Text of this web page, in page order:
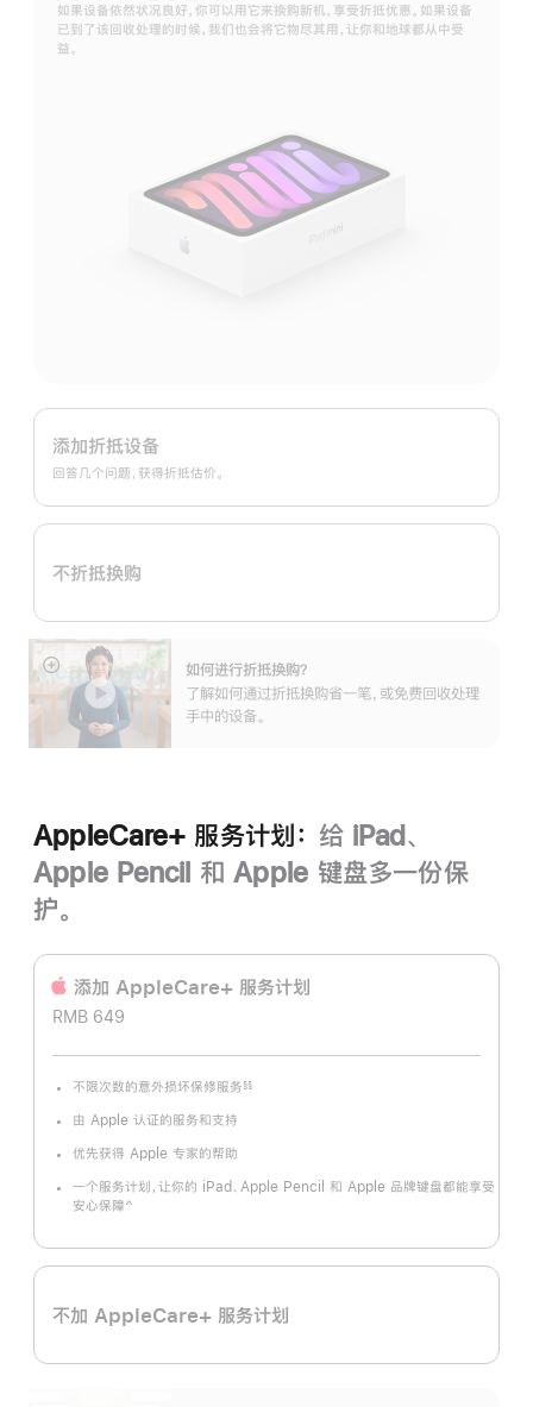
如果设备依然状况良好，你可以用它来换购新机，享受折抵优惠。如果设备
已到了该回收处理的时候，我们也会将它物尽其用，让你和地球都从中受
益。
Apple
Trade
换
购
划：
添加折抵设备
回答几个问题，获得折抵估价。
不折抵换购
如何进行折抵换购？
了解如何通过折抵换购省一笔，或免费回收处理
手中的设备。
展
AppleCare+ 服务计划： 给 iPad、
Apple Pencil 和 Apple 键盘多一份保
护。
添加 AppleCare+ 服务计‍划
RMB 649
不限次数的意外损坏保修服务 §§
由 Apple 认证的服务和支持
优先获得 Apple 专家的帮助
一个服务计划，让你的 iPad、Apple Pencil 和 Apple 品牌键盘都能享受
安心保障^
不加 AppleCare+ 服务计划